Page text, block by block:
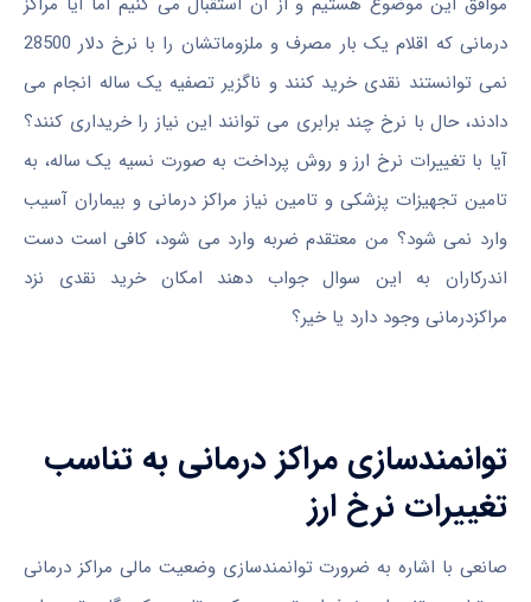
درمانی که اقلام یک بار مصرف و ملزوماتشان را با نرخ دلار 28500
نمی توانستند نقدی خرید کنند و ناگزیر تصفیه یک ساله انجام می
دادند، حال با نرخ چند برابری می توانند این نیاز را خریداری کنند؟
آیا با تغییرات نرخ ارز و روش پرداخت به صورت نسیه یک ساله، به
تامین تجهیزات پزشکی و تامین نیاز مراکز درمانی و بیماران آسیب
وارد نمی شود؟ من معتقدم ضربه وارد می شود، کافی است دست
اندرکاران به این سوال جواب دهند امکان خرید نقدی نزد
مراکزدرمانی وجود دارد یا خیر؟
توانمندسازی مراکز درمانی به تناسب
تغییرات نرخ ارز
صانعی با اشاره به ضرورت توانمندسازی وضعیت مالی مراکز درمانی